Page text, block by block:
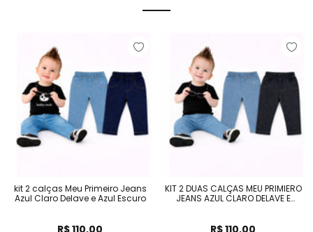
kit 2 calças Meu Primeiro Jeans
Azul Claro Delave e Azul Escuro
Preço normal
KIT 2 DUAS CALÇAS MEU PRIMIERO
JEANS AZUL CLARO DELAVE E
Preço normal